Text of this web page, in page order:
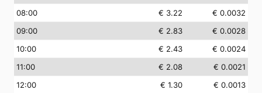
08:00 € 3.22
€ 0.0032
09:00 € 2.83
€ 0.0028
10:00 € 2.43
€ 0.0024
11:00 € 2.08
€ 0.0021
12:00 € 1.30
€ 0.0013